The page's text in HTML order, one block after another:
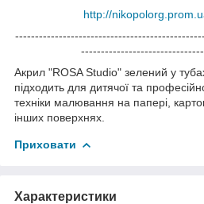
http://
Акрил "ROSA Studio" зелений у
підходить для дитячої та
техніки малювання на папері,
інших поверхнях.
Приховати
Характеристики